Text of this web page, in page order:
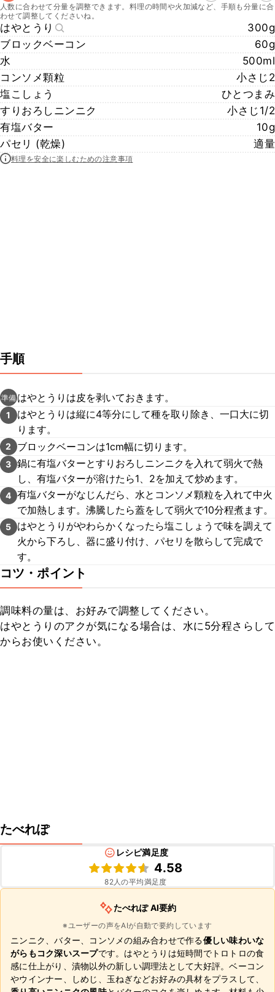
人数に合わせて分量を調整できます。料理の時間や火加減など、手順も分量に合
わせて調整してくださいね。
はやとうり
300g
ブロックベーコン
60g
水
500ml
コンソメ顆粒
小さじ2
塩こしょう
ひとつまみ
すりおろしニンニク
小さじ1/2
有塩バター
10g
パセリ (乾燥)
適量
料理を安全に楽しむための注意事項
手順
準備 はやとうりは皮を剥いておきます。
1
はやとうりは縦に4等分にして種を取り除き、一口大に切
ります。
2 ブロックベーコンは1cm幅に切ります。
3 鍋に有塩バターとすりおろしニンニクを入れて弱火で熱
し、有塩バターが溶けたら1、2を加えて炒めます。
4 有塩バターがなじんだら、水とコンソメ顆粒を入れて中火
で加熱します。沸騰したら蓋をして弱火で10分程煮ます。
5
はやとうりがやわらかくなったら塩こしょうで味を調えて
火から下ろし、器に盛り付け、パセリを散らして完成で
す。
コツ・ポイント
調味料の量は、お好みで調整してください。
はやとうりのアクが気になる場合は、水に5分程さらして
からお使いください。
たべれぽ
レシピ満足度
4.58
82人の平均満足度
たべれぽ AI要約
※ユーザーの声をAIが自動で要約しています
ニンニク、バター、コンソメの組み合わせで作る優しい味わいな
がらもコク深いスープです。はやとうりは短時間でトロトロの食
感に仕上がり、漬物以外の新しい調理法として大好評。ベーコン
やウインナー、しめじ、玉ねぎなどお好みの具材をプラスして、